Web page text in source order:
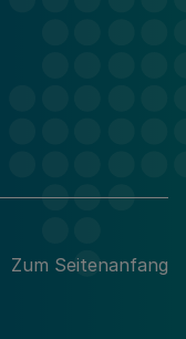
Zum Seitenanfang